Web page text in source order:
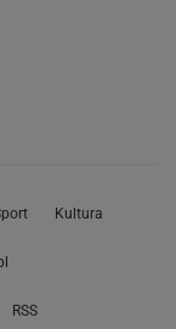
Kultura
RSS